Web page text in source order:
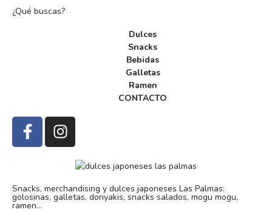
Snacks, merchandising y dulces japoneses Las Palmas:
golosinas, galletas, doriyakis, snacks salados, mogu mogu,
ramen...
¿Qué buscas?
Dulces
Snacks
Bebidas
Galletas
Ramen
CONTACTO